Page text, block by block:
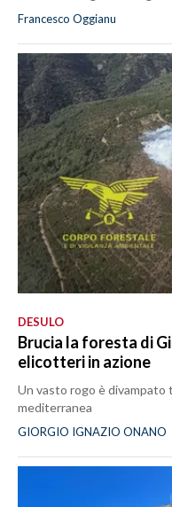
Francesco Oggianu
DESULO
Brucia la foresta di
elicotteri in azione
Un vasto rogo è divampato
mediterranea
GIORGIO IGNAZIO ONANO